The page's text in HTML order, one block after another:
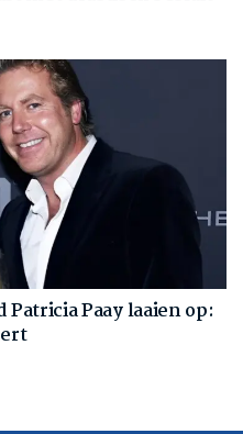
Paay laaien op: